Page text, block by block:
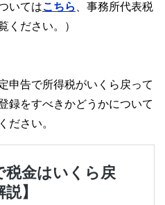
いてはこちら
、事務所代表税
ください。）
申告で所得税がいくら戻って
録をすべきかどうかについて
ださい。